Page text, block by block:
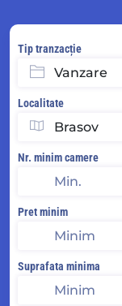
Tip tranzacție
Localitate
Nr. minim camere
Pret minim
Suprafata minima